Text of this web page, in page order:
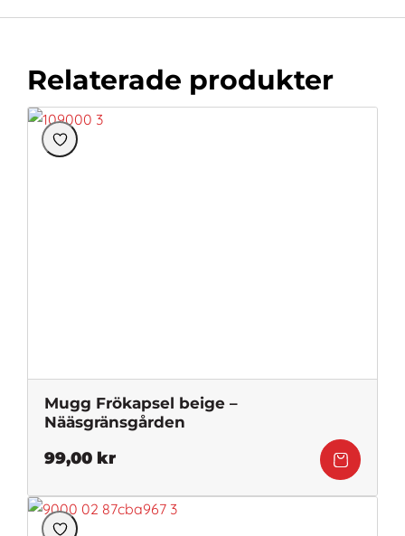
Relaterade produkter
Mugg Frökapsel beige –
Nääsgränsgården
99,00 kr